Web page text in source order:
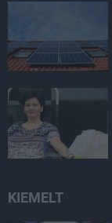
KIEMELT